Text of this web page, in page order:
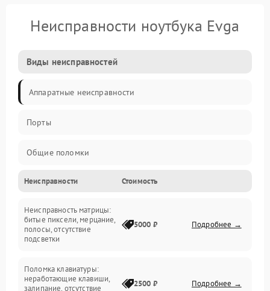
Неисправности ноутбука Evga
Виды неисправностей
Аппаратные неисправности
Порты
Общие поломки
Устройства
Программные ошибки
Электрические и системные сбои
Интерфейсные проблемы
Неисправности Стоимость
Неисправность матрицы:
битые пиксели, мерцание,
полосы, отсутствие
подсветки
5000 ₽ Подробнее →
Поломка клавиатуры:
неработающие клавиши,
залипание, отсутствие
2500 ₽ Подробнее →